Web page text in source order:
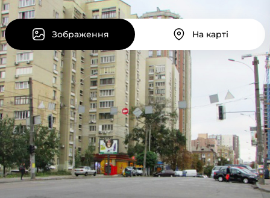
Зображення На карті